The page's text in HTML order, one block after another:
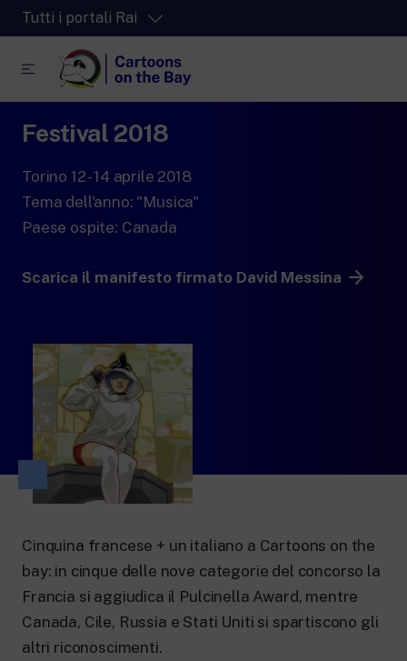
Tutti i portali Rai
RaiPlay
La piattaforma digitale dei canali Radio
Rai.
RaiPlay Sound
Lo spazio sicuro ricco di cartoni animati
per i più piccoli.
New 24 ore su 24: attualità, ultime notizie
e aggiornamenti.
RaiNews
Le redazioni regionali di RaiNews.
Rai TgR
Approfondimenti culturali su Arte,
Letteratura, Storia e molto altro.
Rai Cultura
Rai Scuola
Festival 2018
Torino 12 - 14 aprile 2018
Tema dell'anno: "Musica"
Paese ospite: Canada
Scarica il manifesto firmato David Messina
Cinquina francese + un italiano a Cartoons on the
bay: in cinque delle nove categorie del concorso la
Francia si aggiudica il Pulcinella Award, mentre
Canada, Cile, Russia e Stati Uniti si spartiscono gli
altri riconoscimenti.